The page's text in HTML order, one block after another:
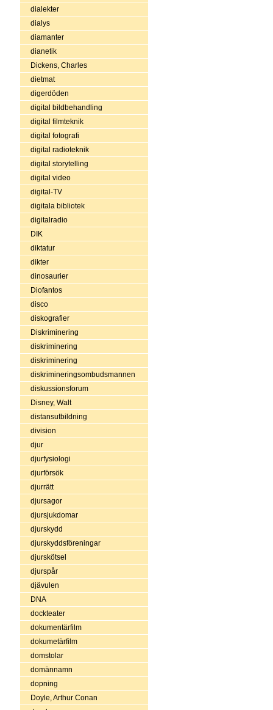
dialekter
dialys
diamanter
dianetik
Dickens, Charles
dietmat
digerdöden
digital bildbehandling
digital filmteknik
digital fotografi
digital radioteknik
digital storytelling
digital video
digital-TV
digitala bibliotek
digitalradio
DIK
diktatur
dikter
dinosaurier
Diofantos
disco
diskografier
Diskriminering
diskriminering
diskriminering
diskrimineringsombudsmannen
diskussionsforum
Disney, Walt
distansutbildning
division
djur
djurfysiologi
djurförsök
djurrätt
djursagor
djursjukdomar
djurskydd
djurskyddsföreningar
djurskötsel
djurspår
djävulen
DNA
dockteater
dokumentärfilm
dokumetärfilm
domstolar
domännamn
dopning
Doyle, Arthur Conan